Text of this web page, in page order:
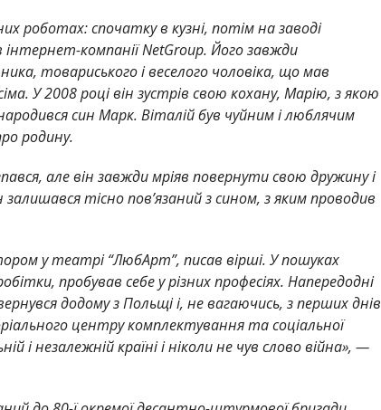
роботах: спочатку в кузні, потім на заводі
компанії NetGroup. Його завжди
товариського і веселого чоловіка, що мав
У 2008 році він зустрів свою кохану, Марію, з якою
син Марк. Віталій був чуйним і люблячим
родину.
але він завжди мріяв повернути свою дружину і
тісно пов’язаний з сином, з яким проводив
у театрі “ЛюбАрт”, писав вірші. У пошуках
пробував себе у різних професіях. Напередодні
додому з Польщі і, не вагаючись, з перших днів
центру комплектування та соціальної
і незалежній країні і ніколи не чув слово війна», —